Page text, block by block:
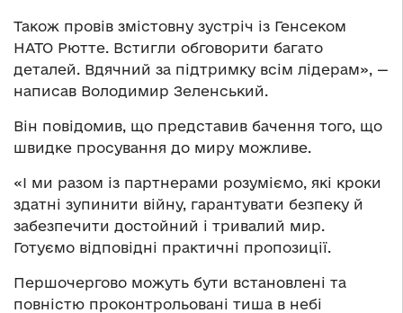
Також провів змістовну зустріч із Генсеком
НАТО Рютте. Встигли обговорити багато
деталей. Вдячний за підтримку всім лідерам», —
написав Володимир Зеленський.
Він повідомив, що представив бачення того, що
швидке просування до миру можливе.
«І ми разом із партнерами розуміємо, які кроки
здатні зупинити війну, гарантувати безпеку й
забезпечити достойний і тривалий мир.
Готуємо відповідні практичні пропозиції.
Першочергово можуть бути встановлені та
повністю проконтрольовані тиша в небі